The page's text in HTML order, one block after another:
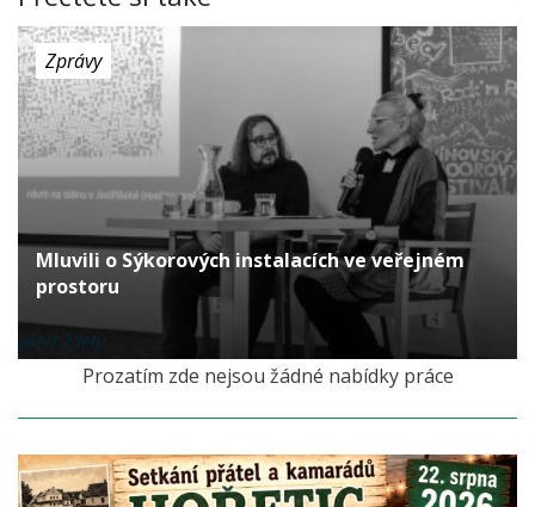
Zprávy
Mluvili o Sýkorových instalacích ve veřejném
prostoru
před 2 lety
Prozatím zde nejsou žádné nabídky práce